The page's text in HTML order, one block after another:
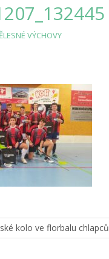
VÝCHOVY
kolo ve florbalu chlapců